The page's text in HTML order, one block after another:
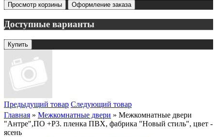
Просмотр корзины Оформление заказа
Доступные варианты
Предыдущий товар Следующий товар
Главная » Межкомнатные двери » Межкомнатные двери
"Антре",ПО +Р3. пленка ПВХ, фабрика "Новый стиль", цвет -
ясень